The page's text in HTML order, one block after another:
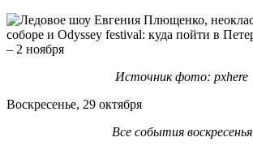
Источник фото: pxhere
Воскресенье, 29 октября
Все события воскресенья